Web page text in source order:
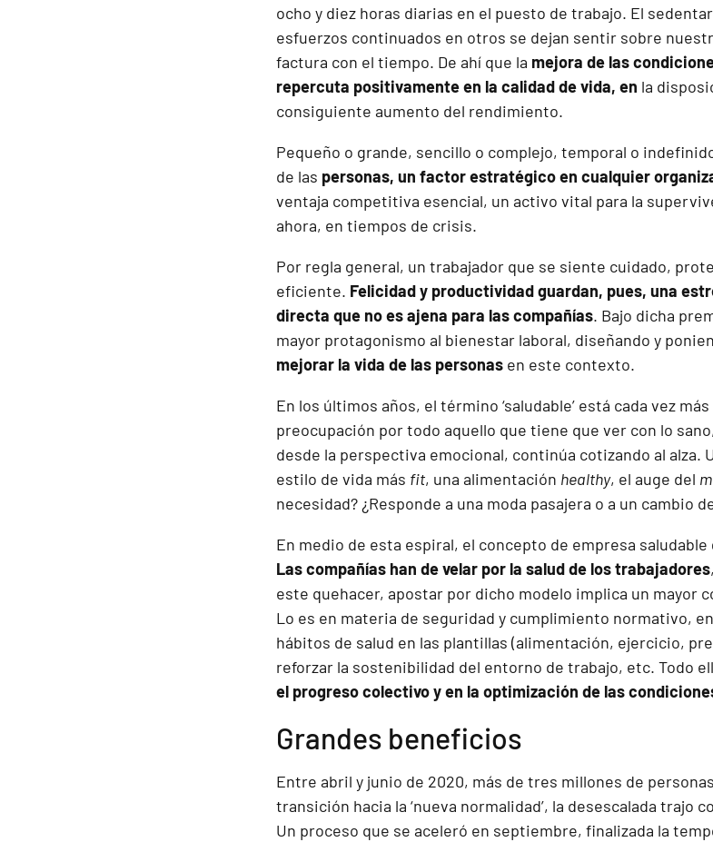
ocho y diez horas diarias en el puesto de trabajo. El
esfuerzos continuados en otros se dejan sentir sobre
factura con el tiempo. De ahí que la mejora de las
repercuta positivamente en la calidad de vida, en la
consiguiente aumento del rendimiento.
Pequeño o grande, sencillo o complejo, temporal o
de las personas, un factor estratégico en cualquier
ventaja competitiva esencial, un activo vital para la
ahora, en tiempos de crisis.
Por regla general, un trabajador que se siente cuidado,
eficiente. Felicidad y productividad guardan, pues, una
directa que no es ajena para las compañías. Bajo dicha
mayor protagonismo al bienestar laboral, diseñando y
mejorar la vida de las personas en este contexto.
En los últimos años, el término ‘saludable’ está cada vez
preocupación por todo aquello que tiene que ver con lo
desde la perspectiva emocional, continúa cotizando al alza.
estilo de vida más fit, una alimentación healthy, el auge del
necesidad? ¿Responde a una moda pasajera o a un cambio
En medio de esta espiral, el concepto de empresa saludable
Las compañías han de velar por la salud de los trabajadores
este quehacer, apostar por dicho modelo implica un mayor
Lo es en materia de seguridad y cumplimiento normativo,
hábitos de salud en las plantillas (alimentación, ejercicio,
reforzar la sostenibilidad del entorno de trabajo, etc. Todo
el progreso colectivo y en la optimización de las
Grandes beneficios
Entre abril y junio de 2020, más de tres millones de
transición hacia la ‘nueva normalidad’, la desescalada trajo
Un proceso que se aceleró en septiembre, finalizada la